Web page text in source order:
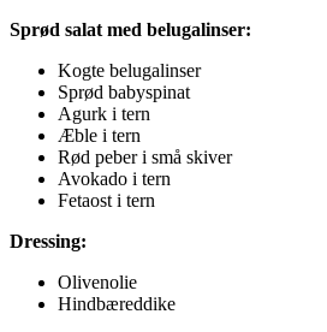
Sprød salat med belugalinser:
Kogte belugalinser
Sprød babyspinat
Agurk i tern
Æble i tern
Rød peber i små skiver
Avokado i tern
Fetaost i tern
Dressing:
Olivenolie
Hindbæreddike